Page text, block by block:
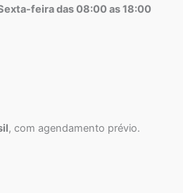
feira das 08:00 as 18:00
, com agendamento prévio.